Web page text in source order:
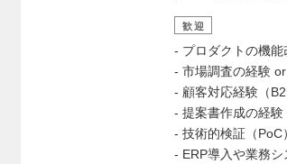
歓迎
- プロダクトの機
- 市場調査の経験
- 顧客対応経験（
- 提案書作成の経験
- 技術的検証（PoC
- ERP導入や業務